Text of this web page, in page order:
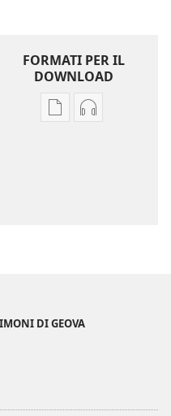
FORMATI PER IL
DOWNLOAD
Opzioni
denaro
Opzioni
DI GEOVA